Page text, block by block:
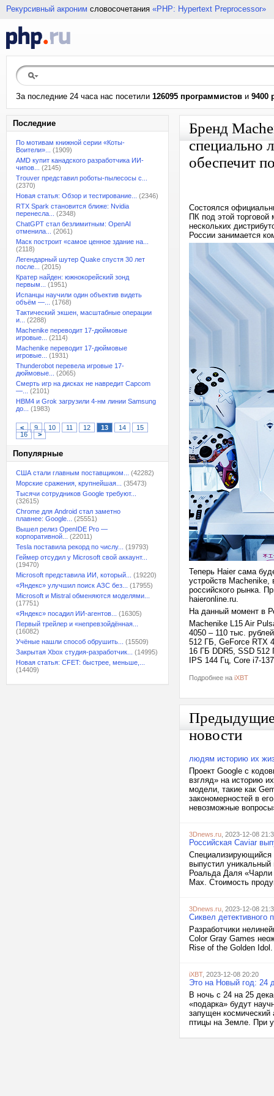
Рекурсивный акроним словосочетания «PHP: Hypertext Preprocessor»
За последние 24 часа нас посетили 126095 программистов и 9400
Последние
По мотивам книжной серии «Коты-
Воители»...
(1909)
AMD купит канадского разработчика ИИ-
чипов...
(2145)
Trouver представил роботы-пылесосы с...
(2370)
Новая статья: Обзор и тестирование...
(2346)
RTX Spark становится ближе: Nvidia
перенесла...
(2348)
ChatGPT стал безлимитным: OpenAI
отменила...
(2061)
Маск построит «самое ценное здание на...
(2118)
Легендарный шутер Quake спустя 30 лет
после...
(2015)
Кратер найден: южнокорейский зонд
первым...
(1951)
Испанцы научили один объектив видеть
объём —...
(1768)
Тактический экшен, масштабные операции
и...
(2288)
Machenike переводит 17-дюймовые
игровые...
(2114)
Machenike переводит 17-дюймовые
игровые...
(1931)
Thunderobot перевела игровые 17-
дюймовые...
(2065)
Смерть игр на дисках не навредит Capcom
—...
(2101)
HBM4 и Grok загрузили 4-нм линии Samsung
до...
(1983)
< 9 10 11 12 13 14
15
16
>
Популярные
США стали главным поставщиком...
(42282)
Морские сражения, крупнейшая...
(35473)
Тысячи сотрудников Google требуют...
(32615)
Chrome для Android стал заметно
плавнее: Google...
(25551)
Вышел релиз OpenIDE Pro —
корпоративной...
(22011)
Tesla поставила рекорд по числу...
(19793)
Геймер отсудил у Microsoft свой аккаунт...
(19470)
Microsoft представила ИИ, который...
(19220)
«Яндекс» улучшил поиск АЗС без...
(17955)
Microsoft и Mistral обменяются моделями...
(17751)
«Яндекс» посадил ИИ-агентов...
(16305)
Первый трейлер и «непревзойдённая...
(16082)
Учёные нашли способ обрушить...
(15509)
Закрытая Xbox студия-разработчик...
(14995)
Новая статья: CFET: быстрее, меньше,...
(14409)
Бренд
специально
обеспечит
Состоялся
ПК под этой
нескольких
России занимается
Теперь Haier сама
устройств Machenike,
российского рынка.
haieronline.ru.
На данный момент в
Machenike L15 Air
4050 – 110 тыс.
512 ГБ, GeForce RTX
16 ГБ DDR5, SSD 512
IPS 144 Гц, Core i7-
Подробнее на iXBT
новости
людям историю их
Проект Google с
взгляд» на историю
модели, такие как
закономерностей в
невозможные
3Dnews.ru , 2023-12-08
Российская Caviar
Специализирующийся
выпустил
Роальда Даля
Max. Стоимость
3Dnews.ru , 2023-12-08
Сиквел детективного
Разработчики
Color Gray Games
Rise of the Golden
iXBT, 2023-12-08 20:20
Это на Новый год: 24
В ночь с 24 на 25
«подарка» будут
запущен космический
птицы на Земле. При